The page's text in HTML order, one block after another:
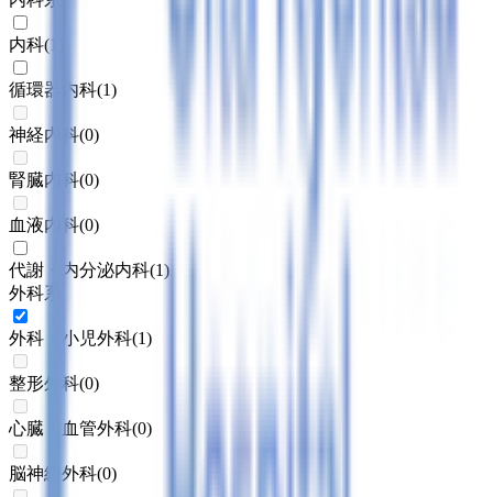
内科(1
循環器内科(1)
神経内科(0)
腎臓内科(0)
血液内科(0)
代謝・内分泌内科(1)
外科系
外科・小児外科(1)
整形外科(0)
心臓・血管外科(0)
脳神経外科(0)